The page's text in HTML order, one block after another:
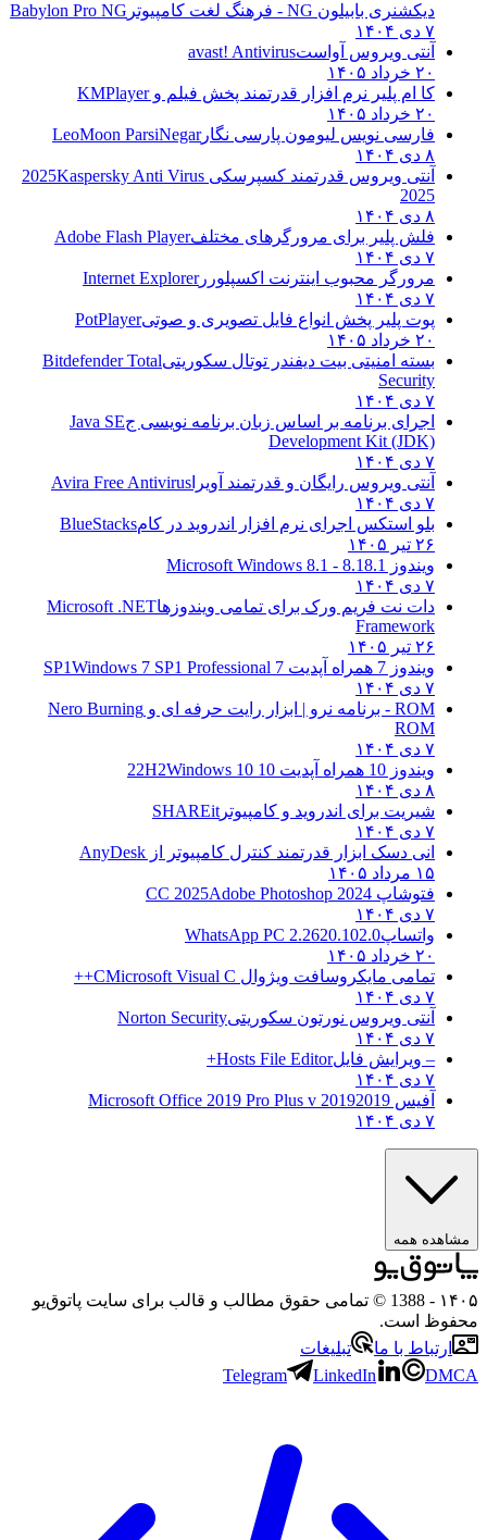
دیکشنری بابیلون NG - فرهنگ لغت کامپیوتر
Babylon Pro NG
۷ دی ۱۴۰۴
آنتی ویروس آواستavast! Antivirus
۲۰ خرداد ۱۴۰۵
کا ام پلیر نرم افزار قدرتمند پخش فیلم وKMPlayer
۲۰ خرداد ۱۴۰۵
فارسی نویس لیومون پارسی نگارLeoMoon ParsiNegar
۸ دی ۱۴۰۴
آنتی ویروس قدرتمند کسپرسکی 2025 Kaspersky Anti Virus
2025
۸ دی ۱۴۰۴
فلش پلیر برای مرورگرهای مختلفAdobe Flash Player
۷ دی ۱۴۰۴
مرورگر محبوب اینترنت اکسپلوررInternet Explorer
۷ دی ۱۴۰۴
پوت پلیر پخش انواع فایل تصویری و صوتیPotPlayer
۲۰ خرداد ۱۴۰۵
بسته امنیتی بیت دیفندر توتال سکوریتیBitdefender Total
Security
۷ دی ۱۴۰۴
اجرای برنامه بر اساس زبان برنامه نویسی جJava SE
Development Kit (JDK)
۷ دی ۱۴۰۴
آنتی ویروس رایگان و قدرتمند آویرا Avira Free Antivirus
۷ دی ۱۴۰۴
بلو استکس اجرای نرم افزار اندروید در کامBlueStacks
۲۶ تیر ۱۴۰۵
ویندوز 8.1
8.1 - Microsoft Windows 8.1
۷ دی ۱۴۰۴
دات نت فریم ورک برای تمامی ویندوزهاMicrosoft .NET
Framework
۲۶ تیر ۱۴۰۵
ویندوز 7 همراه آپدیت 7 SP1
Windows 7 SP1 Professional
۷ دی ۱۴۰۴
ROM - برنامه نرو | ابزار رایت حرفه ای و
Nero Burning
ROM
۷ دی ۱۴۰۴
ویندوز 10 همراه آپدیت 10 22H2
Windows 10
۸ دی ۱۴۰۴
شیریت برای اندروید و کامپیوتر SHAREit
۷ دی ۱۴۰۴
انی دسک ابزار قدرتمند کنترل کامپیوتر از AnyDesk
۱۵ مرداد ۱۴۰۵
فتوشاپ CC 2025 Adobe Photoshop 2024
۷ دی ۱۴۰۴
واتساپWhatsApp PC 2.2620.102.0
۲۰ خرداد ۱۴۰۵
تمامی مایکروسافت ویژوال C Microsoft Visual C++
۷ دی ۱۴۰۴
آنتی ویروس نورتون سکوریتیNorton Security
۷ دی ۱۴۰۴
– ویرایش فایلHosts File Editor+
۷ دی ۱۴۰۴
آفیس 2019 2019 Microsoft Office 2019 Pro Plus v
۷ دی ۱۴۰۴
مشاهده همه
۱۴۰۵
- 1388 © تمامی حقوق مطالب و قالب برای سایت پاتوق‌یو
محفوظ است.
ارتباط با ما
تبلیغات
Telegram
LinkedIn DMCA